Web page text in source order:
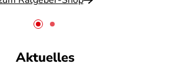
Aktuelles